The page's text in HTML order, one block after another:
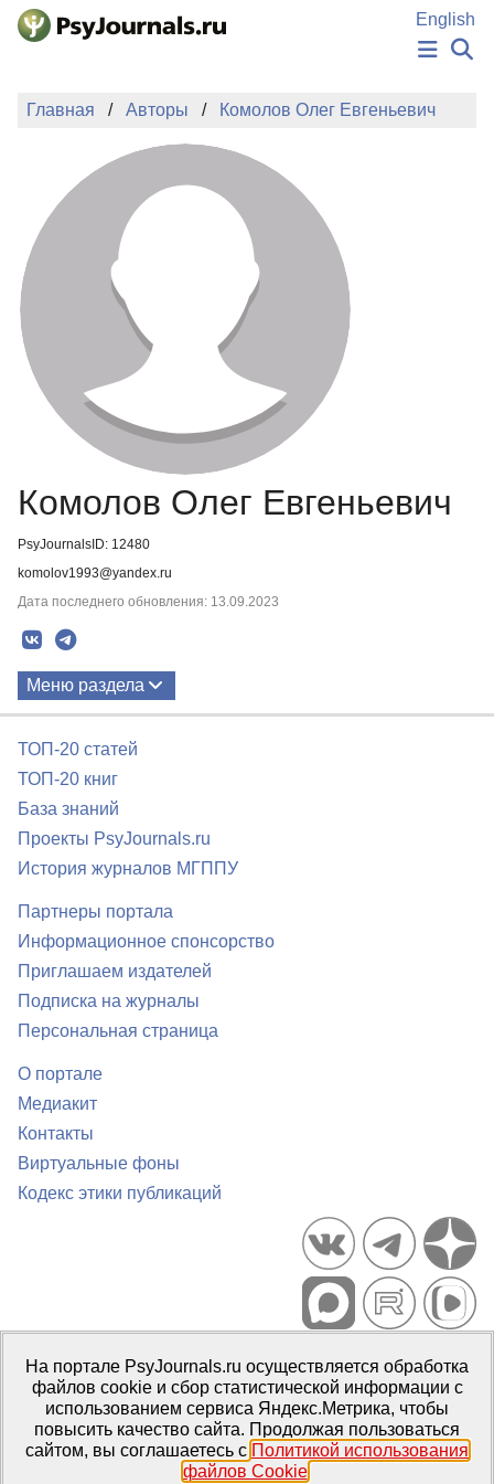
Перейти к основному содержанию
English
НОВОСТИ
АВТОРЫ
ПОДАТЬ РУКОПИСЬ
БАЗА ЗНАНИЙ
КЛЮЧЕВЫЕ СЛОВА
Регистрация
Главная Авторы Комолов Олег Евгеньевич
Комолов Олег Евгеньевич
PsyJournalsID: 12480
komolov1993@yandex.ru
Дата последнего обновления: 13.09.2023
Меню раздела
ТОП-20 статей
ТОП-20 книг
База знаний
Проекты PsyJournals.ru
История журналов МГППУ
Партнеры портала
Информационное спонсорство
Приглашаем издателей
Подписка на журналы
Персональная страница
О портале
Медиакит
Контакты
Виртуальные фоны
Кодекс этики публикаций
Портал психологических изданий PsyJournals.ru, 2007–2026
Правила использования материалов
Свидетельство регистрации СМИЭл № ФС77-66447 от 14 июля
2016 г.
Издатель: ФГБОУ ВО МГППУ
На портале PsyJournals.ru осуществляется обработка
файлов cookie и сбор статистической информации с
использованием сервиса Яндекс.Метрика, чтобы
повысить качество сайта. Продолжая пользоваться
сайтом, вы соглашаетесь с Политикой использования
файлов Cookie.